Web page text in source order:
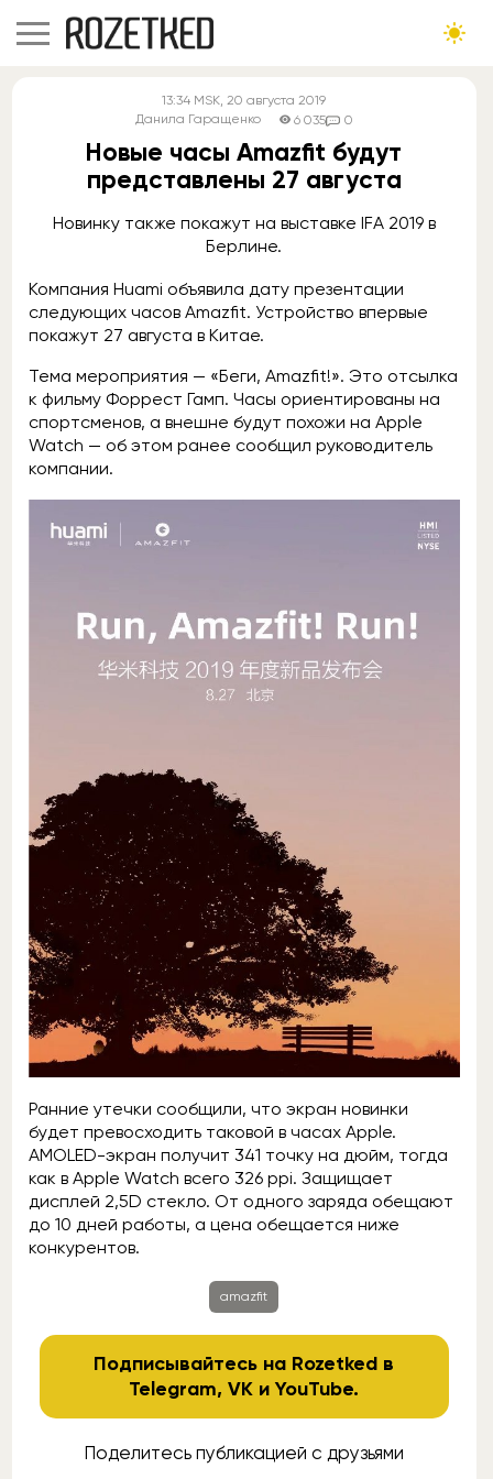
13:34 MSK, 20 августа 2019
Данила Гаращенко
6 035 0
Новые часы Amazfit будут
представлены 27 августа
Новинку также покажут на выставке IFA 2019 в
Берлине.
Компания Huami объявила дату презентации
следующих часов Amazfit. Устройство впервые
покажут 27 августа в Китае.
Тема мероприятия — «Беги, Amazfit!». Это отсылка
к фильму Форрест Гамп. Часы ориентированы на
спортсменов, а внешне будут похожи на Apple
Watch — об этом ранее сообщил руководитель
компании.
Ранние утечки сообщили, что экран новинки
будет превосходить таковой в часах Apple.
AMOLED-экран получит 341 точку на дюйм, тогда
как в Apple Watch всего 326 ppi. Защищает
дисплей 2,5D стекло. От одного заряда обещают
до 10 дней работы, а цена обещается ниже
конкурентов.
amazfit
Подписывайтесь на Rozetked в
Telegram,VK иYouTube.
Поделитесь публикацией с друзьями